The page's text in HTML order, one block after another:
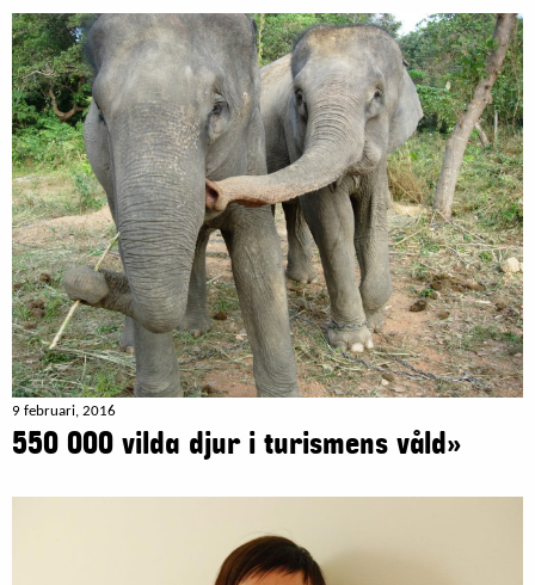
9 februari, 2016
550 000 vilda djur i turismens våld»